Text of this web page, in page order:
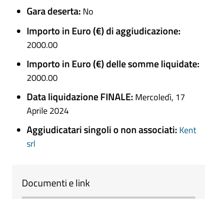
Gara deserta: No
Importo in Euro (€) di aggiudicazione:
2000.00
Importo in Euro (€) delle somme liquidate:
2000.00
Data liquidazione FINALE: Mercoledì, 17
Aprile 2024
Aggiudicatari singoli o non associati: Kent
srl
Documenti e link